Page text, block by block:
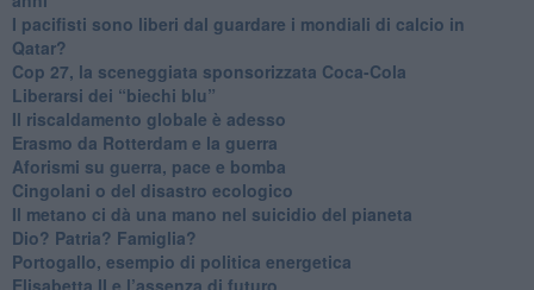
​I pacifisti sono liberi dal guardare i mondiali di calcio in
Qatar?
​Cop 27, la sceneggiata sponsorizzata Coca-Cola
​Liberarsi dei “biechi blu”
Il riscaldamento globale è adesso
​Erasmo da Rotterdam e la guerra
​Aforismi su guerra, pace e bomba
Cingolani o del disastro ecologico
​Il metano ci dà una mano nel suicidio del pianeta
​Dio? Patria? Famiglia?
Portogallo, esempio di politica energetica
​Elisabetta II e l’assenza di futuro